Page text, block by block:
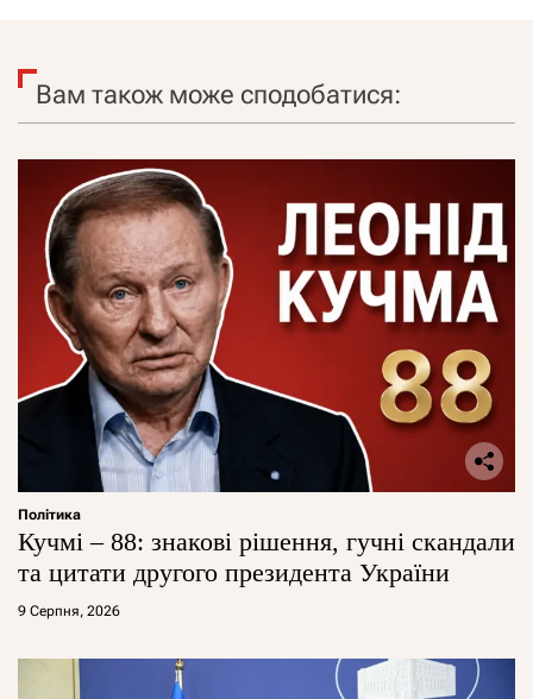
Вам також може сподобатися:
Політика
Кучмі – 88: знакові рішення, гучні скандали
та цитати другого президента України
9 Серпня, 2026